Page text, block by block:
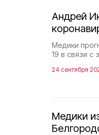
Андрей
Медики
19 в связи с
24 сентября
Медики